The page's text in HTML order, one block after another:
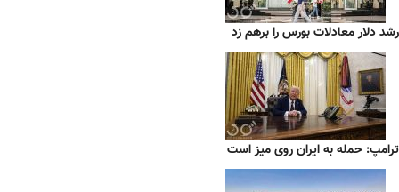
رشد دلار معادلات بورس را برهم زد
ترامپ: حمله به ایران روی میز است